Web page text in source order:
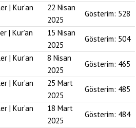
| Kur’an
22 Nisan
2025
Gösterim: 528
| Kur’an
15 Nisan
2025
Gösterim: 504
| Kur’an
8 Nisan
2025
Gösterim: 465
| Kur’an
25 Mart
2025
Gösterim: 485
| Kur’an
18 Mart
2025
Gösterim: 484